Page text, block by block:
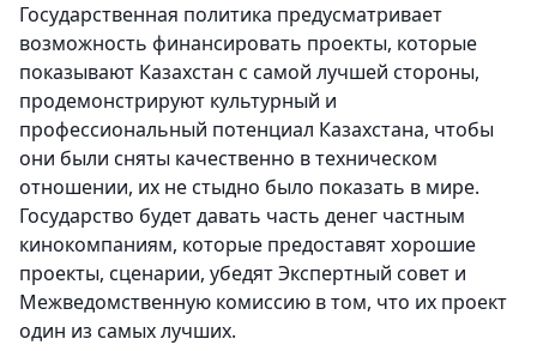
Государственная политика предусматривает
возможность финансировать проекты, которые
показывают Казахстан с самой лучшей стороны,
продемонстрируют культурный и
профессиональный потенциал Казахстана, чтобы
они были сняты качественно в техническом
отношении, их не стыдно было показать в мире.
Государство будет давать часть денег частным
кинокомпаниям, которые предоставят хорошие
проекты, сценарии, убедят Экспертный совет и
Межведомственную комиссию в том, что их проект
один из самых лучших.